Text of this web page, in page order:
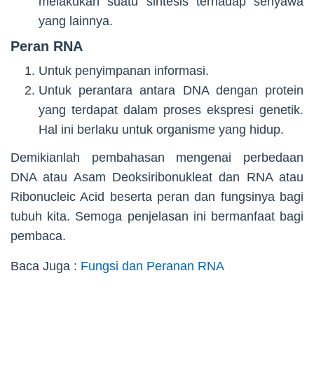
yang lainnya.
Peran RNA
Untuk penyimpanan informasi.
Untuk perantara antara DNA dengan protein
yang terdapat dalam proses ekspresi genetik.
Hal ini berlaku untuk organisme yang hidup.
Demikianlah pembahasan mengenai perbedaan
DNA atau Asam Deoksiribonukleat dan RNA atau
Ribonucleic Acid beserta peran dan fungsinya bagi
tubuh kita. Semoga penjelasan ini bermanfaat bagi
pembaca.
Baca Juga : Fungsi dan Peranan RNA